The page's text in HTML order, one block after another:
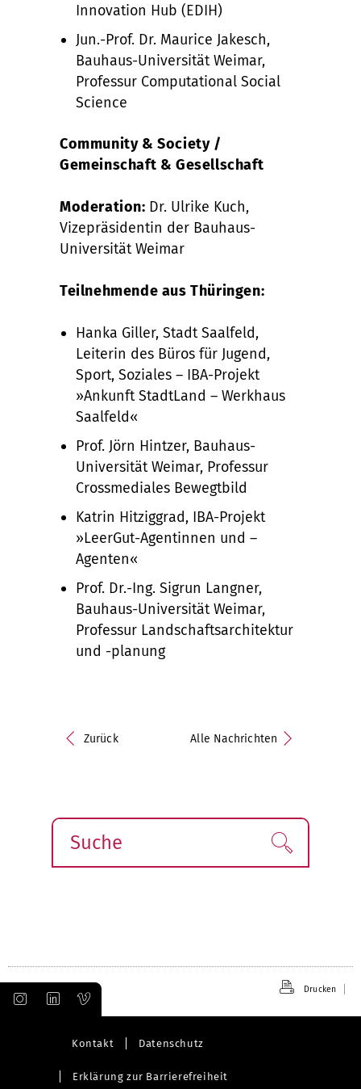
Innovation Hub (EDIH)
Jun.-Prof. Dr. Maurice Jakesch,
Bauhaus-Universität Weimar,
Professur Computational Social
Science
Community & Society /
Gemeinschaft & Gesellschaft
Moderation: Dr. Ulrike Kuch,
Vizepräsidentin der Bauhaus-
Universität Weimar
Teilnehmende aus Thüringen:
Hanka Giller, Stadt Saalfeld,
Leiterin des Büros für Jugend,
Sport, Soziales – IBA-Projekt
»Ankunft StadtLand – Werkhaus
Saalfeld«
Prof. Jörn Hintzer, Bauhaus-
Universität Weimar, Professur
Crossmediales Bewegtbild
Katrin Hitziggrad, IBA-Projekt
»LeerGut-Agentinnen und –
Agenten«
Prof. Dr.-Ing. Sigrun Langner,
Bauhaus-Universität Weimar,
Professur Landschaftsarchitektur
und -planung
Zurück Alle Nachrichten
Suche Finden!
Drucken
Kontakt Datenschutz
Erklärung zur Barrierefreiheit